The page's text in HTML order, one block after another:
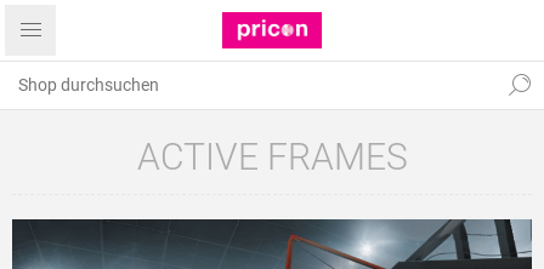
ACTIVE FRAMES